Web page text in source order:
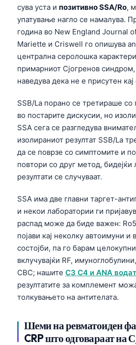
сува уста и позитивно SSA/Ro,
упатување нагло се намалува.
година во New England Journal
Mariette и Criswell го опишува
централна серолошка
примарниот Сјогренов синдром,
наведува дека не е присутен кај
SSB/La порано се третираше
во постарите дискусии, но
SSA сега се разгледува
изолираниот резултат SSB/La
да се поврзе со симптомите и
повтори со друг метод, бидејќи
резултати се случуваат.
SSA има две главни таргет-
и некои лаборатории ги
распад може да биде важен:
појави кај неколку автоимуни и
состојби, па го барам
вклучувајќи RF,
CBC; нашите C3 C4 и ANA водат
резултатите за комплемент
толкувањето на антителата.
Шеми на ревматоиден
CRP што одговараат на